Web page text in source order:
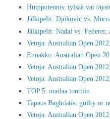
Huipputennis: tylsää vai
Jälkipelit: Djokovic vs.
Jälkipelit: Nadal vs. Federer,
Vetoja: Australian Open
Ennakko: Australian Open
Vetoja: Australian Open
Vetoja: Australian Open
TOP 5: mailaa tonttiin
Tapaus Baghdatis: guilty or
Vetoja: Australian Open